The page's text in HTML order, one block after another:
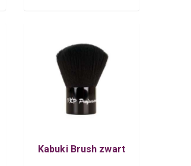
Kabuki Brush zwart